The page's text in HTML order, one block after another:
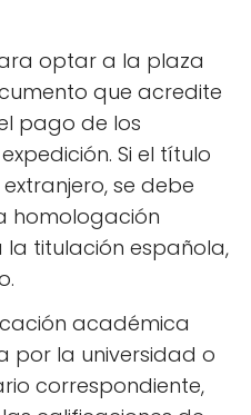
optar a la plaza
que acredite
pago de los
Si el título
se debe
homologación
titulación española,
académica
por la universidad o
correspondiente,